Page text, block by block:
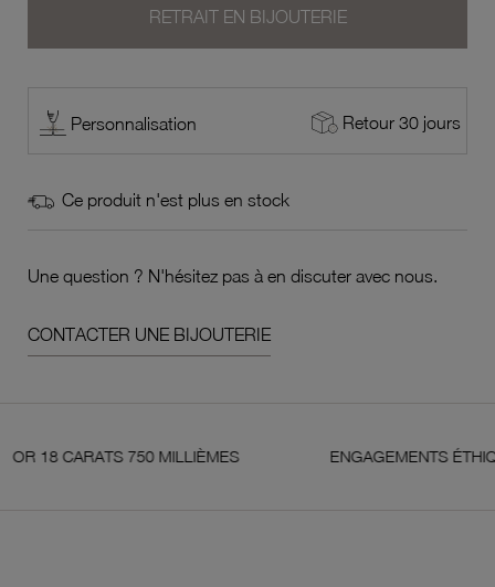
RETRAIT EN BIJOUTERIE
Personnalisation Retour 30 jours
Ce produit n'est plus en stock
Une question ? N'hésitez pas à en discuter avec nous.
CONTACTER UNE BIJOUTERIE
CARATS 750 MILLIÈMES ENGAGEMENTS ÉTHIQUE